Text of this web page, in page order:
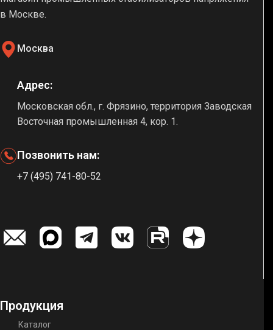
в Москве.
Москва
Адрес:
Московская обл., г. Фрязино, территория Заводская
Восточная промышленная 4, кор. 1.
Позвонить нам:
+7 (495) 741-80-52
Продукция
Каталог